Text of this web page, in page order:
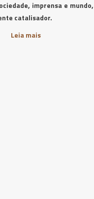
imprensa e mundo,
catalisador.
Leia mais